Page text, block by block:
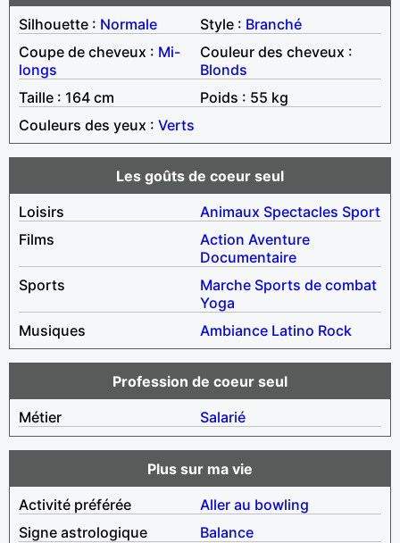
Silhouette : Normale Style : Branché
Coupe de cheveux : Mi-
longs
Couleur des cheveux :
Blonds
Taille : 164 cm
Poids : 55 kg
Couleurs des yeux : Verts
Les goûts de coeur seul
Loisirs
Animaux Spectacles Sport
Films
Action Aventure
Documentaire
Sports
Marche Sports de combat
Yoga
Musiques
Ambiance Latino Rock
Profession de coeur seul
Métier
Salarié
Plus sur ma vie
Activité préférée
Aller au bowling
Signe astrologique
Balance